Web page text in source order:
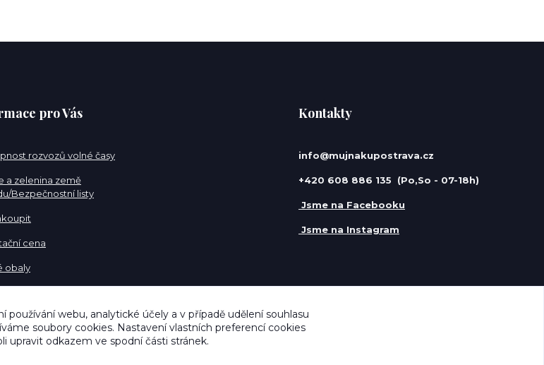
pro Vás
rozvozů volné časy
a zelenina země
Bezpečnostní listy
cena
obaly
Kontakty
info@mujnakupostrava.cz
+420 608 886 135 (Po,So - 07-18h)
Jsme na Facebooku
Jsme na Instagram
používání webu, analytické účely a v případě udělení souhlasu
soubory cookies. Nastavení vlastních preferencí cookies
upravit odkazem ve spodní části stránek.